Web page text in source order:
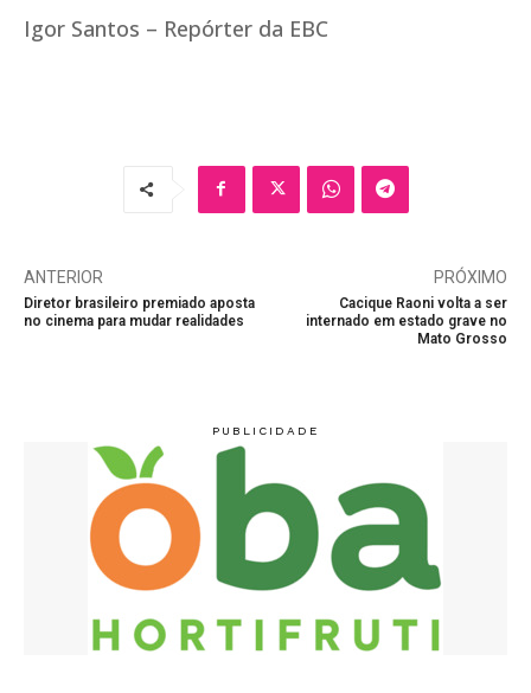
Igor Santos – Repórter da EBC
ANTERIOR
Diretor brasileiro premiado aposta
no cinema para mudar realidades
PRÓXIMO
Cacique Raoni volta a ser
internado em estado grave no
Mato Grosso